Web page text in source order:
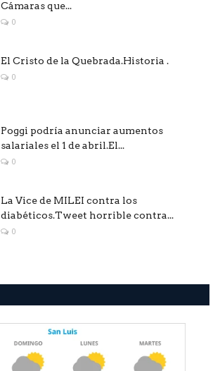
Cámaras que...
0
El Cristo de la Quebrada.Historia .
0
Poggi podría anunciar aumentos
salariales el 1 de abril.El...
0
La Vice de MILEI contra los
diabéticos.Tweet horrible contra...
0